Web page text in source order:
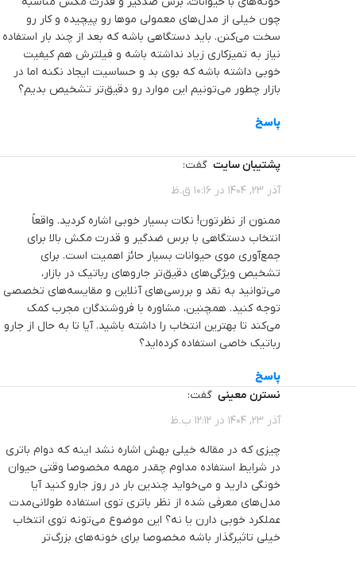
چون خیلی از مدل‌های معمولی موها رو پیچیده و کار رو
سخت می‌کنن. باید دستگاهی باشه که بعد از چند بار استفاده
نیاز به تمیزکاری زیاد نداشته باشه و فیلترش هم کیفیت
خوبی داشته باشه که بوی بد و حساسیت ایجاد نکنه اما در
بازار چطور می‌تونیم این موارد رو دقیق‌تر تشخیص بدیم؟
پاسخ
پشتیبان سایت گفت:
آذر 23, 1404 در 10:16 ق.ظ
ممنون از نظرتون! نکات بسیار خوبی اشاره کردید. واقعاً
انتخاب دستگاهی با برس ضدگیر و قدرت مکش بالا برای
جمع‌آوری موی حیوانات بسیار حائز اهمیت است. برای
تشخیص ویژگی‌های دقیق‌تر جاروهای رباتیک در بازار،
می‌توانید به نقد و بررسی‌های آنلاین و مقایسه‌های تخصصی
توجه کنید. همچنین، مشاوره با فروشندگان مجرب کمک
می‌کند تا بهترین انتخاب را داشته باشید. آیا تا به حال از جارو
رباتیک خاصی استفاده کرده‌اید؟
پاسخ
نسترن معینی گفت:
آذر 23, 1404 در 12:12 ب.ظ
چیزی که در مقاله خیلی بهش اشاره نشد اینه که دوام باتری
در شرایط استفاده مداوم چقدر مهمه مخصوصا وقتی حیوان
خونگی دارید و می‌خواید چندین بار در روز جارو کنید آیا
مدل‌های معرفی شده از نظر باتری توی استفاده طولانی‌مدت
عملکرد خوبی دارن یا نه؟ این موضوع می‌تونه توی انتخاب
خیلی تاثیرگذار باشه مخصوصا برای خونه‌های بزرگ‌تر